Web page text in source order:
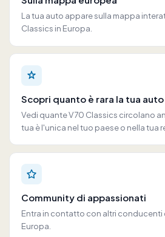
La tua auto appare sulla mappa
Classics in Europa.
Scopri quanto è rara la tua auto
Vedi quante V70 Classics circolano
tua è l'unica nel tuo paese o nella tua
Community di appassionati
Entra in contatto con altri conducenti
Europa.